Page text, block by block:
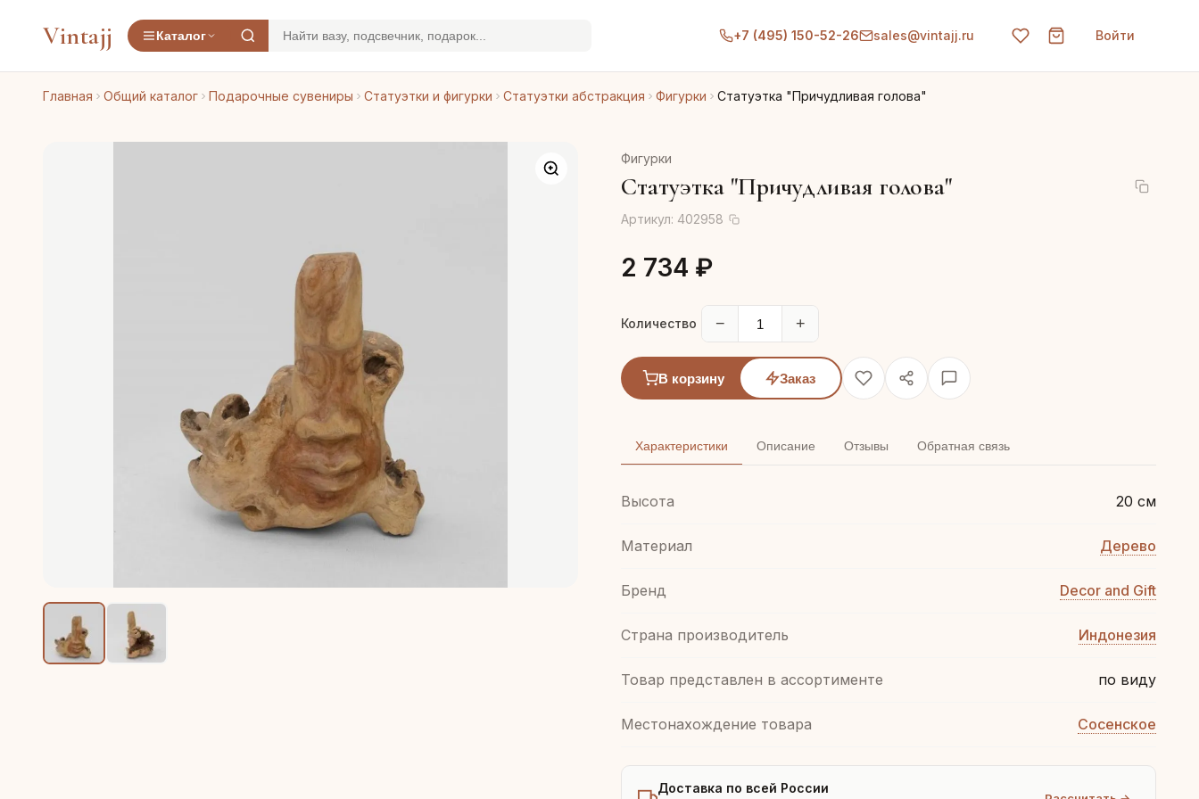
Vintajj Каталог +7 (495) 150-52-26 sales@vintajj.ru Войти
Главная Общий каталог Подарочные сувениры Статуэтки и фигурки Статуэтки абстракция Фигурки Статуэтка "Причудливая голова"
Фигурки
Статуэтка "Причудливая голова"
Артикул: 402958
2 734 ₽
Количество − +
В корзину Заказ
Характеристики Описание Отзывы Обратная связь
Высота 20 см
Материал Дерево
Бренд Decor and Gift
Страна производитель Индонезия
Товар представлен в ассортименте по виду
Местонахождение товара Сосенское
Доставка по всей России